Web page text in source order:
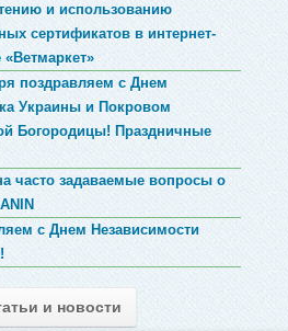
и использованию
сертификатов в интернет-
«Ветмаркет»
поздравляем с Днем
Украины и Покровом
Богородицы! Праздничные
часто задаваемые вопросы о
с Днем Независимости
и новости